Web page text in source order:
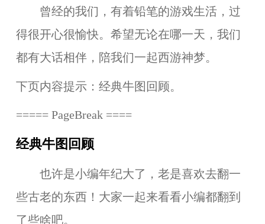
曾经的我们，有着铅笔的游戏生活，过
得很开心很愉快。希望无论在哪一天，我们
都有大话相伴，陪我们一起西游神梦。
下页内容提示：经典牛图回顾。
===== PageBreak ====
经典牛图回顾
也许是小编年纪大了，老是喜欢去翻一
些古老的东西！大家一起来看看小编都翻到
了些啥吧。